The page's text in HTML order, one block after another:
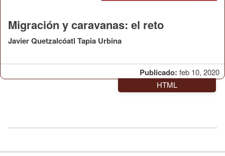
Publicado: feb 10, 2020
Migración y caravanas: el reto
Javier Quetzalcóatl Tapia Urbina
HTML